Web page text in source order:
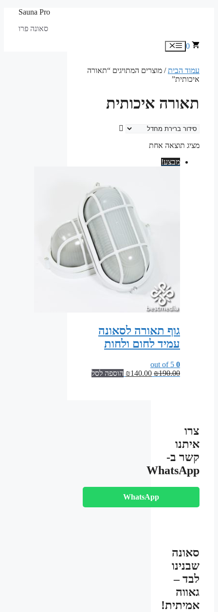
Sauna Pro
סאונה פרו
0 תפריט
עמוד הבית/ מוצרים המתויגים “תאורה
איכותית”
תאורה איכותית
מציג תוצאה אחת
מבצע!
גוף תאורה לסאונה
עמיד לחום ולחות
0
₪190.00
המחיר ₪140.00
המחיר
הוספה לסל
צרו
איתנו
קשר ב-
WhatsApp
WhatsApp
סאונה
שבנינו
לבד –
גאווה
אמיתית!